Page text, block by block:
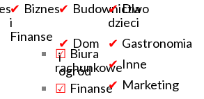
Biznes
i
Finanse
Biura
rachunkowe
Finanse
Budownictwo
Dla
dzieci
Dom
i
ogród
Gastronomia
Inne
Marketing